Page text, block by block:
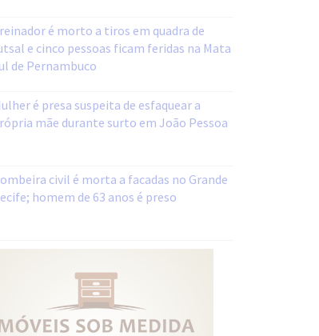
é morto a tiros em quadra de
e cinco pessoas ficam feridas na Mata
de Pernambuco
é presa suspeita de esfaquear a
mãe durante surto em João Pessoa
civil é morta a facadas no Grande
homem de 63 anos é preso